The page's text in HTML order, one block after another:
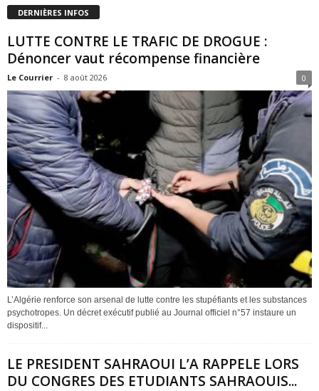
DERNIÈRES INFOS
LUTTE CONTRE LE TRAFIC DE DROGUE :
Dénoncer vaut récompense financière
Le Courrier - 8 août 2026 0
L’Algérie renforce son arsenal de lutte contre les stupéfiants et les substances
psychotropes. Un décret exécutif publié au Journal officiel n°57 instaure un
dispositif...
LE PRESIDENT SAHRAOUI L’A RAPPELE LORS
DU CONGRES DES ETUDIANTS SAHRAOUIS...